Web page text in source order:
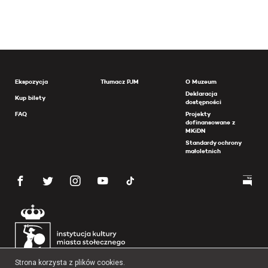
Ekspozycja
Kup bilety
FAQ
Tłumacz PJM
O Muzeum
Deklaracja
dostępności
Projekty
dofinansowane z
MKiDN
Standardy ochrony
małoletnich
Strona korzysta z plików cookies.